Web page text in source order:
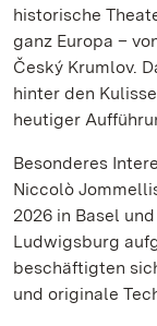
historische
ganz Europa –
Český Krumlov.
hinter den
heutiger
Besonderes
Niccolò
2026 in Basel
Ludwigsburg
beschäftigten
und originale